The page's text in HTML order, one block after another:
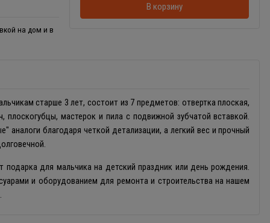
В корзину
на дом и в
старше 3 лет, состоит из 7 предметов: отвертка плоская,
плоскогубцы, мастерок и пила с подвижной зубчатой вставкой.
аналоги благодаря четкой детализации, а легкий вес и прочный
подарка для мальчика на детский праздник или день рождения.
и оборудованием для ремонта и строительства на нашем